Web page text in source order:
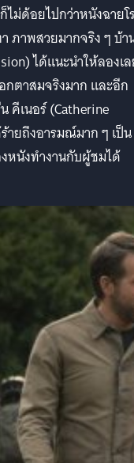
ไม่ด้อยไปกว่าหนังฉายโ
ภาพสวยมากจริง ๆ บ้า
ได้แนะนำให้ลองเ
ตาสมจริงมาก และอีก
คีเนอร์ (Catherine
ายถึงอารมณ์มาก ๆ เป็น
หนังทำงานกับผู้ชมได้